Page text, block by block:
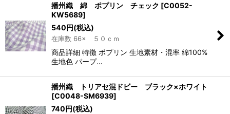
播州織 綿 ポプリン チェック [C0052-
KW5689]
540円(税込)
在庫数 66× ５０ｃｍ
商品詳細 特徴 ポプリン 生地素材・混率 綿100%
生地色 パープ…
播州織 トリアセ混ドビー ブラック×ホワイト
[C0048-SM6939]
740円(税込)